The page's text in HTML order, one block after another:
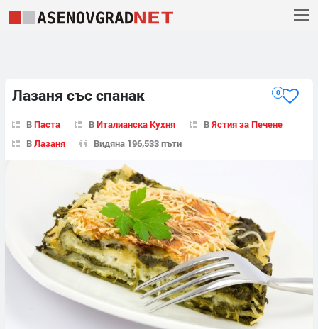
Лазаня със спанак 0
ВПаста ВИталианска Кухня ВЯстия за Печене
ВЛазаня Видяна 196,533 пъти